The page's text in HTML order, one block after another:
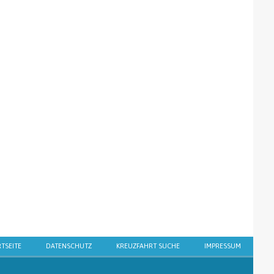
DATENSCHUTZ KREUZFAHRT SUCHE IMPRESSUM